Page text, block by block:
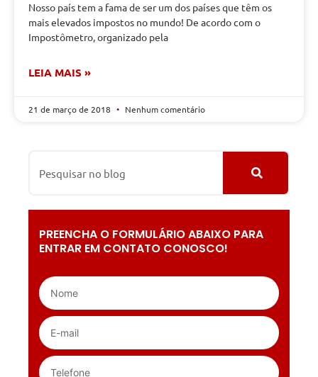
Nosso país tem a fama de ser um dos países que têm os
mais elevados impostos no mundo! De acordo com o
Impostômetro, organizado pela
LEIA MAIS »
21 de março de 2018 Nenhum comentário
PREENCHA O FORMULÁRIO ABAIXO PARA
ENTRAR EM CONTATO CONOSCO!